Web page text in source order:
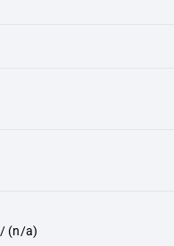
/ (n/a)